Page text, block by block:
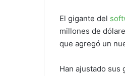
El gigante del
millones de
que agregó un
Han ajustado sus